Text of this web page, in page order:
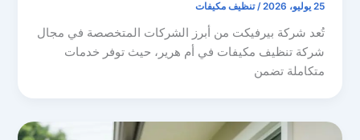
25 يوليو، 2026 /تنظيف مكيفات
تُعد شركة بيرفيكت من أبرز الشركات المتخصصة في مجال
شركة تنظيف مكيفات في أم هرير، حيث توفر خدمات
متكاملة تضمن